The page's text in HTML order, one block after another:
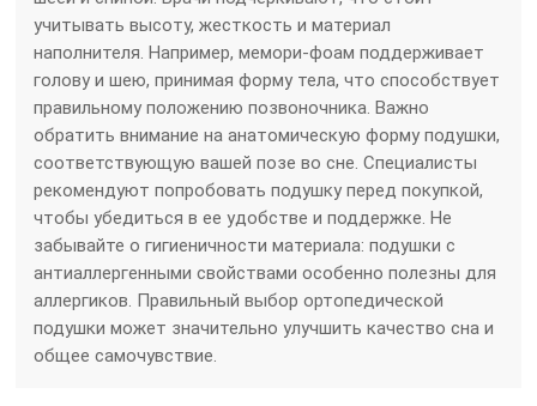
учитывать высоту, жесткость и материал
наполнителя. Например, мемори-фоам поддерживает
голову и шею, принимая форму тела, что способствует
правильному положению позвоночника. Важно
обратить внимание на анатомическую форму подушки,
соответствующую вашей позе во сне. Специалисты
рекомендуют попробовать подушку перед покупкой,
чтобы убедиться в ее удобстве и поддержке. Не
забывайте о гигиеничности материала: подушки с
антиаллергенными свойствами особенно полезны для
аллергиков. Правильный выбор ортопедической
подушки может значительно улучшить качество сна и
общее самочувствие.